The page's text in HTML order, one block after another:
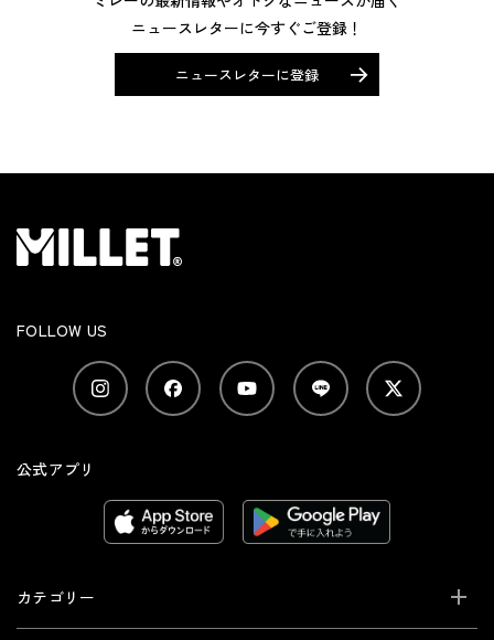
ニュースレターに今すぐご登録！
ニュースレターに登録
FOLLOW US
公式アプリ
カテゴリー